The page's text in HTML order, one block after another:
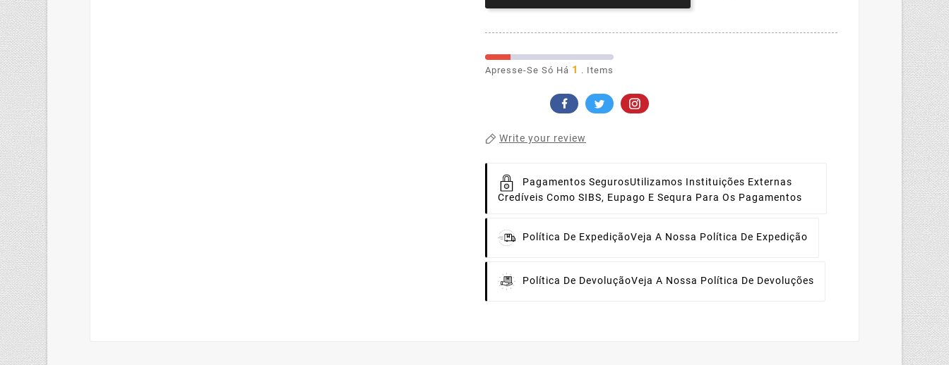
Apresse-Se Só Há 1 . Items
Write your review
Pagamentos SegurosUtilizamos Instituições Externas
Credíveis Como SIBS, Eupago E Sequra Para Os Pagamentos
Política De ExpediçãoVeja A Nossa Política De Expedição
Política De DevoluçãoVeja A Nossa Política De Devoluções